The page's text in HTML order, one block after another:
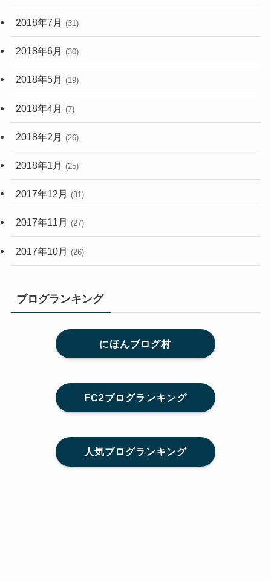
2018年7月 (31)
2018年6月 (30)
2018年5月 (19)
2018年4月 (7)
2018年2月 (26)
2018年1月 (25)
2017年12月 (31)
2017年11月 (27)
2017年10月 (26)
ブログランキング
にほんブログ村
FC2ブログランキング
人気ブログランキング